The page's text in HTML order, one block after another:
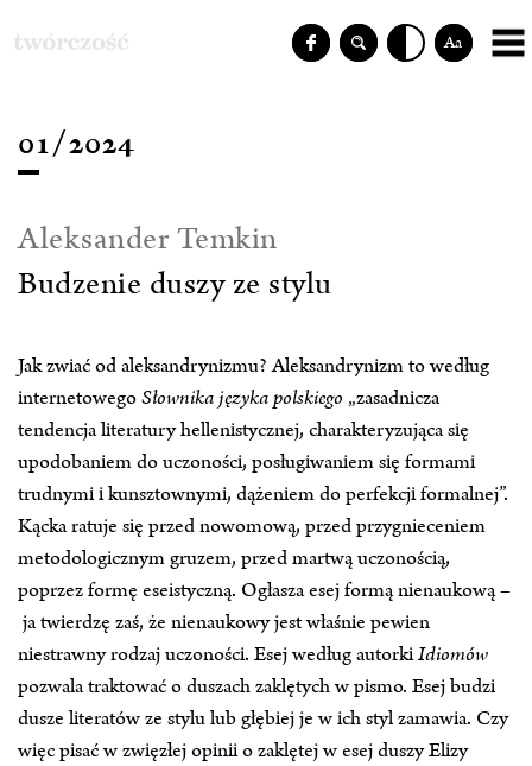
Aa
01/2024
Aleksander Temkin
Budzenie duszy ze stylu
Jak zwiać od aleksandrynizmu? Aleksandrynizm to według
internetowegoSłownika języka polskiego „zasadnicza
tendencja literatury hellenistycznej, charakteryzująca się
upodobaniem do uczoności, posługiwaniem się formami
trudnymi i kunsztownymi, dążeniem do perfekcji formalnej”.
Kącka ratuje się przed nowomową, przed przygnieceniem
metodologicznym gruzem, przed martwą uczonością,
poprzez formę eseistyczną. Ogłasza esej formą nienaukową –
ja twierdzę zaś, że nienaukowy jest właśnie pewien
niestrawny rodzaj uczoności. Esej według autorkiIdiomów
pozwala traktować o duszach zaklętych w pismo. Esej budzi
dusze literatów ze stylu lub głębiej je w ich styl zamawia. Czy
więc pisać w zwięzłej opinii o zaklętej w esej duszy Elizy